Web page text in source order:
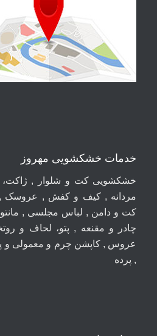
خدمات خشکشویی مهروز
خشکشویی کت و شلوار , ژاکت،
مردانه , کیف و کفش ,
کت و دامن , لباس مجلسی , مانتو
چادر و مقنعه , پتو، لحاف و
عروس , کاپشن چرم و معمولی و پر
, پرده